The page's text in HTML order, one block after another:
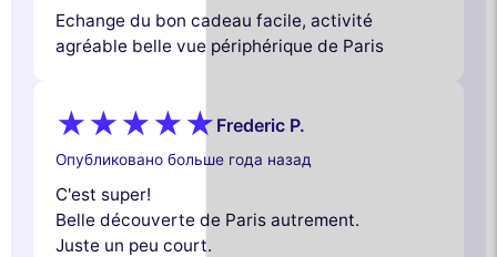
Echange du bon cadeau facile, activité
agréable belle vue périphérique de Paris
Frederic P.
Опубликовано больше года назад
C'est super!
Belle découverte de Paris autrement.
Juste un peu court.